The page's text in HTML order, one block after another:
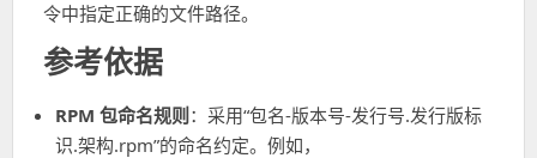
令中指定正确的文件路径。
参考依据
RPM 包命名规则 ：采用“包名-版本号-发行号.发行版标
识.架构.rpm”的命名约定。例如，